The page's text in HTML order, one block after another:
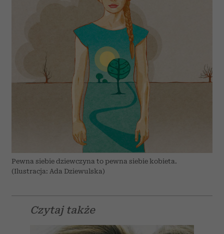
Pewna siebie dziewczyna to pewna siebie kobieta.
(Ilustracja: Ada Dziewulska)
Czytaj także